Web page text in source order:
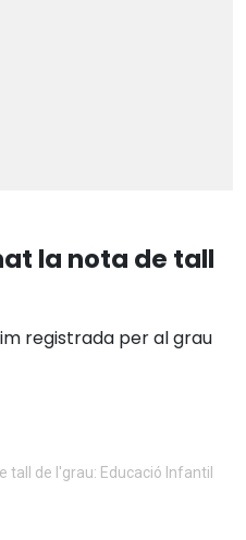
la nota de tall
registrada per al grau
tall de l'grau: Educació Infantil